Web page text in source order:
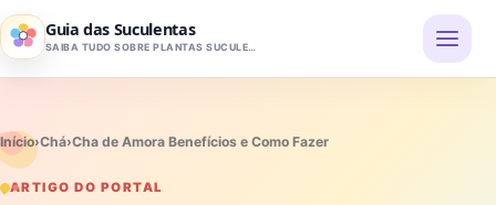
Pular para o conteúdo
Guia das Suculentas
SAIBA TUDO SOBRE PLANTAS SUCULENTAS
Início›Chá›Cha de Amora Benefícios e Como Fazer
ARTIGO DO PORTAL